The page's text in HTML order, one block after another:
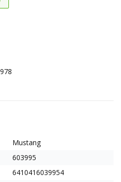
Mustang
603995
6410416039954